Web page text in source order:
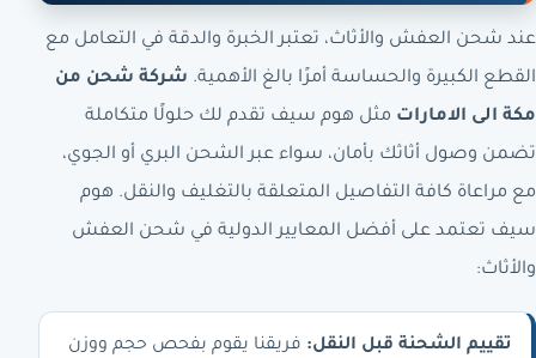
عند شحن العفش والأثاث، تعتبر الخبرة والدقة في التعامل مع
القطع الكبيرة والحساسة أمرًا بالغ الأهمية. شركة شحن من
مكة الى الامارات مثل هوم سيف تقدم لك حلولًا متكاملة
تضمن وصول أثاثك بأمان، سواء عبر الشحن البري أو الجوي،
مع مراعاة كافة التفاصيل المتعلقة بالتغليف والنقل. هوم
سيف تعتمد على أفضل المعايير الدولية في شحن العفش
والأثاث:
تقييم الشحنة قبل النقل: فريقنا يقوم بفحص حجم ووزن